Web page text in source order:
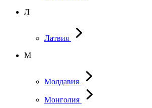
Л
Латвия
М
Молдавия
Монголия